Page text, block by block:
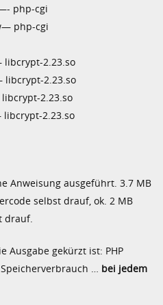
php-cgi
php-cgi
2.23.so
libcrypt-2.23.so
2.23.so
2.23.so
Anweisung ausgeführt. 3.7 MB
selbst drauf, ok. 2 MB
drauf.
Ausgabe gekürzt ist: PHP
… bei jedem